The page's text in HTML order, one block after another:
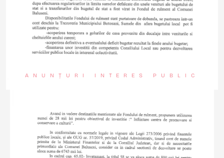
ANUNȚURI INTERES PUBLIC